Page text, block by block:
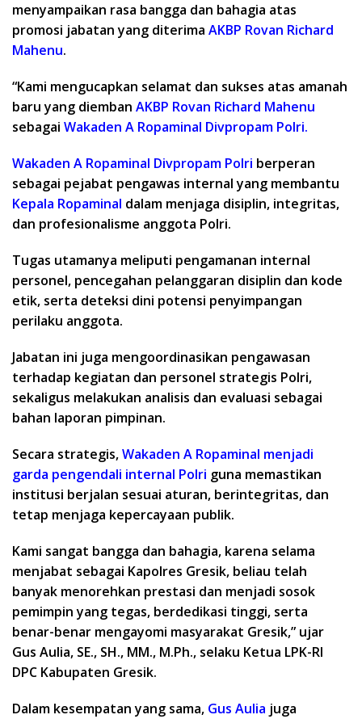
menyampaikan rasa bangga dan bahagia atas
promosi jabatan yang diterima AKBP Rovan Richard
Mahenu.
“Kami mengucapkan selamat dan sukses atas amanah
baru yang diemban AKBP Rovan Richard Mahenu
sebagai Wakaden A Ropaminal Divpropam Polri.
Wakaden A Ropaminal Divpropam Polri berperan
sebagai pejabat pengawas internal yang membantu
Kepala Ropaminal dalam menjaga disiplin, integritas,
dan profesionalisme anggota Polri.
Tugas utamanya meliputi pengamanan internal
personel, pencegahan pelanggaran disiplin dan kode
etik, serta deteksi dini potensi penyimpangan
perilaku anggota.
Jabatan ini juga mengoordinasikan pengawasan
terhadap kegiatan dan personel strategis Polri,
sekaligus melakukan analisis dan evaluasi sebagai
bahan laporan pimpinan.
Secara strategis,Wakaden A Ropaminal menjadi
garda pengendali internal Polri guna memastikan
institusi berjalan sesuai aturan, berintegritas, dan
tetap menjaga kepercayaan publik.
Kami sangat bangga dan bahagia, karena selama
menjabat sebagai Kapolres Gresik, beliau telah
banyak menorehkan prestasi dan menjadi sosok
pemimpin yang tegas, berdedikasi tinggi, serta
benar-benar mengayomi masyarakat Gresik,” ujar
Gus Aulia, SE., SH., MM., M.Ph., selaku Ketua LPK-RI
DPC Kabupaten Gresik.
Dalam kesempatan yang sama, Gus Aulia juga